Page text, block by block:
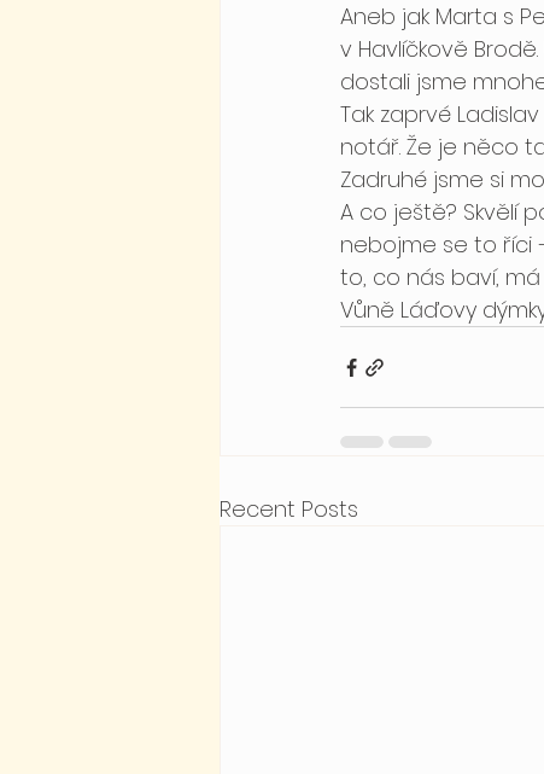
Aneb jak Marta s
v Havlíčkově
dostali jsme
Tak zaprvé
notář. Že je něco
Zadruhé jsme si
A co ještě? Skvělí
nebojme se to říci
to, co nás baví,
Vůně Láďovy
Recent Posts